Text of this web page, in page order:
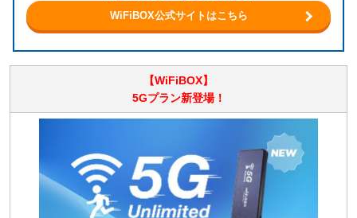
WiFiBOX公式サイトはこちら
【WiFiBOX】
5Gプラン新登場！